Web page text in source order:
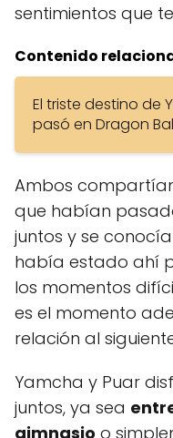
sentimientos que
Contenido
El triste destino de
pasó en Dragon
Ambos
que habían
juntos y se
había estado ahí
los momentos
es el momento
relación al
Yamcha y Puar
juntos, ya sea
gimnasio o